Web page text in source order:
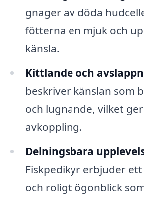
gnager av döda
fötterna en mjuk och
känsla.
Kittlande och
beskriver känslan som
och lugnande, vilket
avkoppling.
Delningsbara
Fiskpedikyr erbjuder
och roligt ögonblick